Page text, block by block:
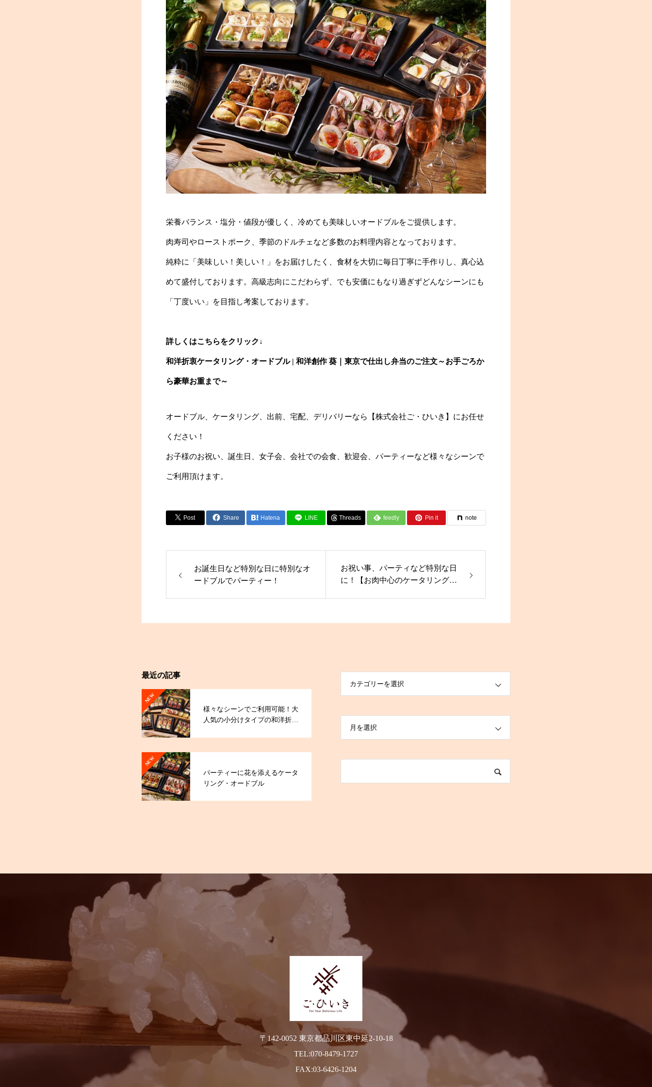
栄養バランス・塩分・値段が優しく、冷めても美味しいオードブルをご提供します。
肉寿司やローストポーク、季節のドルチェなど多数のお料理内容となっております。
純粋に「美味しい！美しい！」をお届けしたく、食材を大切に毎日丁寧に手作りし、真心込
めて盛付しております。高級志向にこだわらず、でも安価にもなり過ぎずどんなシーンにも
「丁度いい」を目指し考案しております。
詳しくはこちらをクリック↓
和洋折衷ケータリング・オードブル | 和洋創作 葵｜東京で仕出し弁当のご注文～お手ごろか
ら豪華お重まで～
オードブル、ケータリング、出前、宅配、デリバリーなら【株式会社ご・ひいき】にお任せ
ください！
お子様のお祝い、誕生日、女子会、会社での会食、歓迎会、パーティーなど様々なシーンで
ご利用頂けます。
Post Share Hatena LINE Threads feedly Pin it note
お誕生日など特別な日に特別なオ
ードブルでパーティー！
お祝い事、パーティなど特別な日
に！【お肉中心のケータリング・
最近の記事
NEW
様々なシーンでご利用可能！大
人気の小分けタイプの和洋折衷
NEW
パーティーに花を添えるケータ
リング・オードブル
カテゴリーを選択
月を選択
〒142-0052 東京都品川区東中延2-10-18
TEL:070-8479-1727
FAX:03-6426-1204